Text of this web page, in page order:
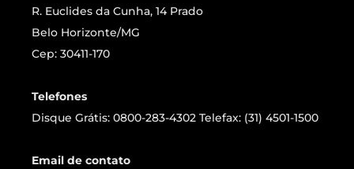
R. Euclides da Cunha, 14 Prado
Belo Horizonte/MG
Cep: 30411-170
Telefones
Disque Grátis: 0800-283-4302 Telefax: (31) 4501-1500
Email de contato